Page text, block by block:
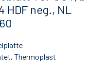
HDF neg., NL
Thermoplast